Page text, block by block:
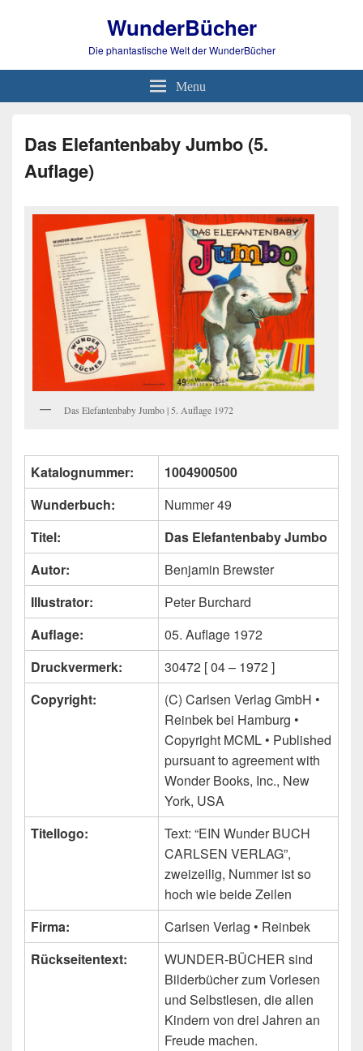
WunderBücher
Die phantastische Welt der WunderBücher
Menu
Das Elefantenbaby Jumbo (5.
Auflage)
Das Elefantenbaby Jumbo | 5. Auflage 1972
Katalognummer:
1004900500
Wunderbuch:
Nummer 49
Titel:
Das Elefantenbaby Jumbo
Autor:
Benjamin Brewster
Illustrator:
Peter Burchard
Auflage:
05. Auflage 1972
Druckvermerk:
30472 [ 04 – 1972 ]
Copyright:
(C) Carlsen Verlag GmbH •
Reinbek bei Hamburg •
Copyright MCML • Published
pursuant to agreement with
Wonder Books, Inc., New
York, USA
Titellogo:
Text: “EIN Wunder BUCH
CARLSEN VERLAG”,
zweizeilig, Nummer ist so
hoch wie beide Zeilen
Firma:
Carlsen Verlag • Reinbek
Rückseitentext:
WUNDER-BÜCHER sind
Bilderbücher zum Vorlesen
und Selbstlesen, die allen
Kindern von drei Jahren an
Freude machen.